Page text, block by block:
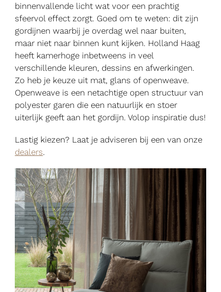
binnenvallende licht wat voor een prachtig
sfeervol effect zorgt. Goed om te weten: dit zijn
gordijnen waarbij je overdag wel naar buiten,
maar niet naar binnen kunt kijken. Holland Haag
heeft kamerhoge inbetweens in veel
verschillende kleuren, dessins en afwerkingen.
Zo heb je keuze uit mat, glans of openweave.
Openweave is een netachtige open structuur van
polyester garen die een natuurlijk en stoer
uiterlijk geeft aan het gordijn. Volop inspiratie dus!
Lastig kiezen? Laat je adviseren bij een van onze
dealers.